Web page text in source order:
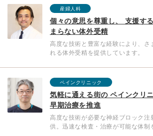
産婦人科
個々の意思を尊重し、 支援す
まらない体外受精
高度な技術と豊富な経験により、さ
れる体外受精を提供しています。
ペインクリニック
気軽に通える街の ペインクリ
早期治療を推進
高度な技術が必要な神経ブロック注
供。迅速な検査・治療が可能な体制